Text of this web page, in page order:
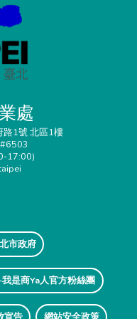
處
路1號 北區1樓
17:00)
市政府
是商Ya人官方粉絲團